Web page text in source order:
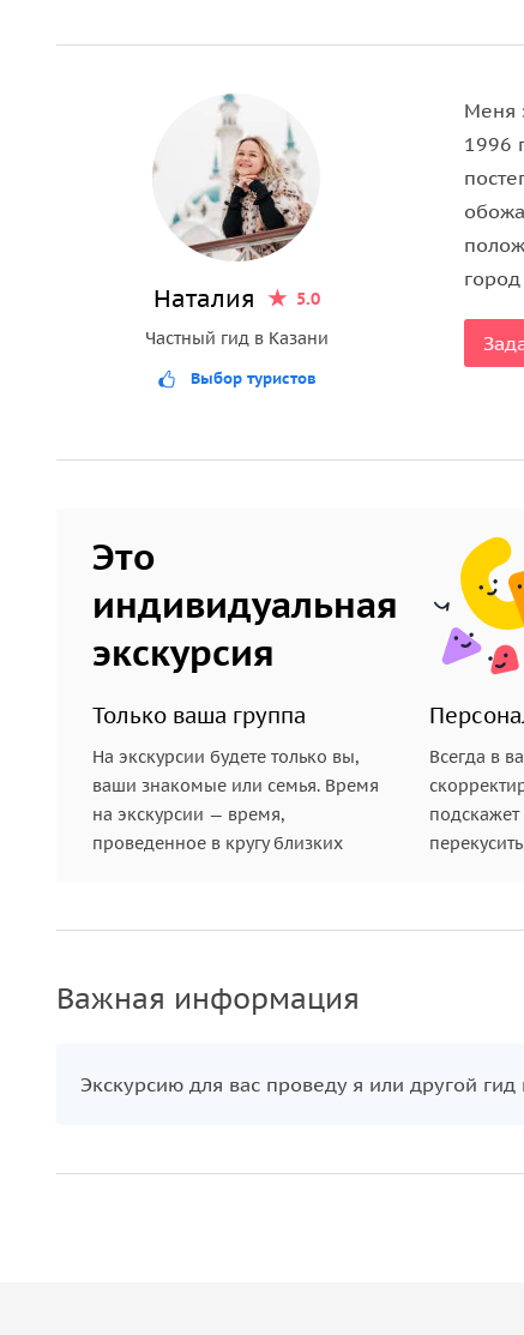
искупаться.
Вы познакомитесь с богатой историей
произрастающих. Погуляете по живописным
за птицами, обитающими здесь, сделаете
Наталия
5.0
Частный гид в Казани
Выбор туристов
Меня
1996
Это
индивидуальная
экскурсия
Только ваша группа
На экскурсии будете только вы,
ваши знакомые или семья. Время
на экскурсии — время,
проведенное в кругу близких
Всегда в
подскажет
Важная информация
Экскурсию для вас проведу я или другой